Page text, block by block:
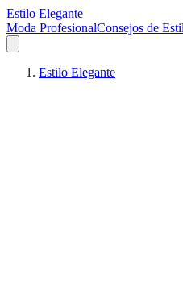
Estilo Elegante
Moda ProfesionalConsejos de
Estilo Elegante